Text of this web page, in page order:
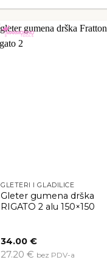
GLETERI I GLADILICE
Gleter gumena drška
RIGATO 2 alu 150×150
34.00€
27.20 € bez PDV-a